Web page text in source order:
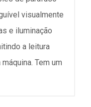
visualmente
e iluminação
a leitura
Tem um